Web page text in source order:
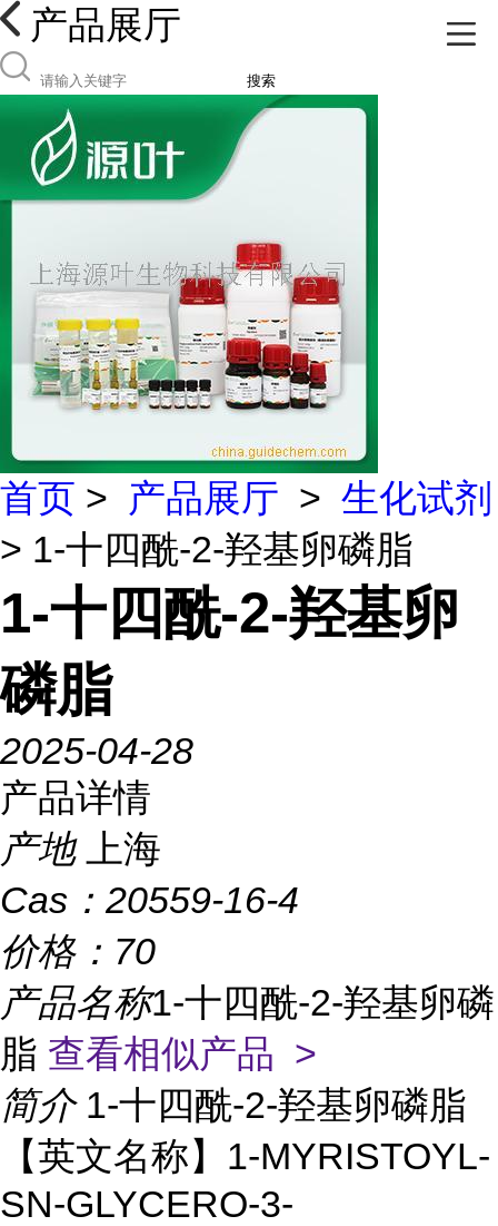
产品展厅
搜索
首页 > 产品展厅 > 生化试剂
> 1-十四酰-2-羟基卵磷脂
1-十四酰-2-羟基卵
磷脂
2025-04-28
产品详情
产地
上海
Cas： 20559-16-4
价格： 70
产品名称1-十四酰-2-羟基卵磷
脂 查看相似产品 >
简介 1-十四酰-2-羟基卵磷脂
【英文名称】1-MYRISTOYL-
SN-GLYCERO-3-